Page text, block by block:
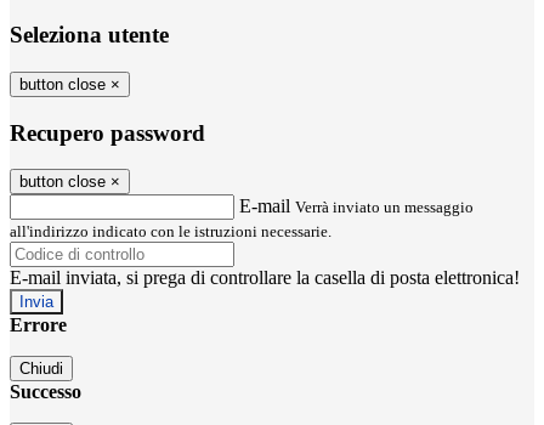
Seleziona utente
button close ×
Recupero password
button close ×
E-mail Verrà inviato un messaggio
all'indirizzo indicato con le istruzioni necessarie.
E-mail inviata, si prega di controllare la casella di posta elettronica!
Errore
Chiudi
Successo